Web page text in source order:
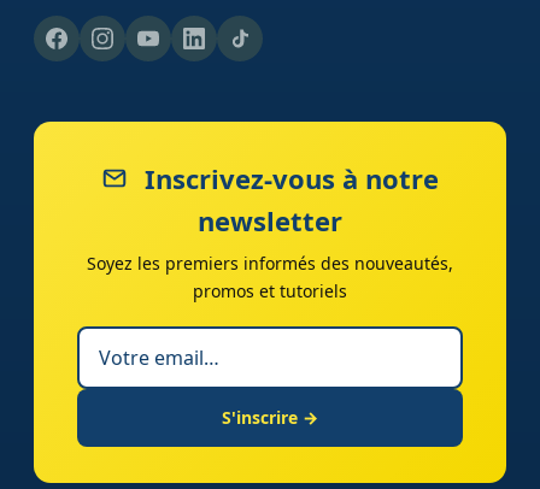
Inscrivez-vous à notre
newsletter
Soyez les premiers informés des nouveautés,
promos et tutoriels
S'inscrire →